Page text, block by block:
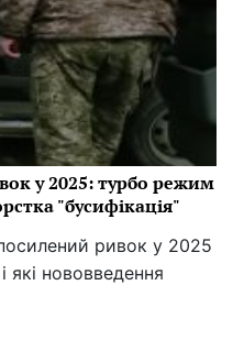
у 2025: турбо режим
"бусифікація"
посилений ривок у 2025
які нововведення